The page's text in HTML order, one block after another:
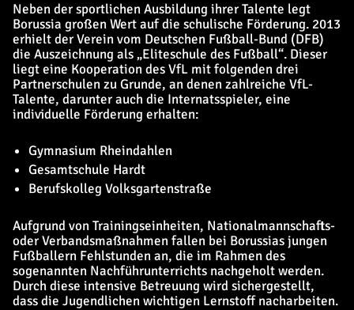
Neben der sportlichen Ausbildung ihrer Talente legt
Borussia großen Wert auf die schulische Förderung. 2013
erhielt der Verein vom Deutschen Fußball-Bund (DFB)
die Auszeichnung als „Eliteschule des Fußball“. Dieser
liegt eine Kooperation des VfL mit folgenden drei
Partnerschulen zu Grunde, an denen zahlreiche VfL-
Talente, darunter auch die Internatsspieler, eine
individuelle Förderung erhalten:
Gymnasium Rheindahlen
Gesamtschule Hardt
Berufskolleg Volksgartenstraße
Aufgrund von Trainingseinheiten, Nationalmannschafts-
oder Verbandsmaßnahmen fallen bei Borussias jungen
Fußballern Fehlstunden an, die im Rahmen des
sogenannten Nachführunterrichts nachgeholt werden.
Durch diese intensive Betreuung wird sichergestellt,
dass die Jugendlichen wichtigen Lernstoff nacharbeiten.